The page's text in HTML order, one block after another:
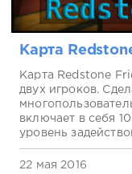
Карта
Карта Redstone
двух игроков.
включает в себя
уровень
22 мая 2016